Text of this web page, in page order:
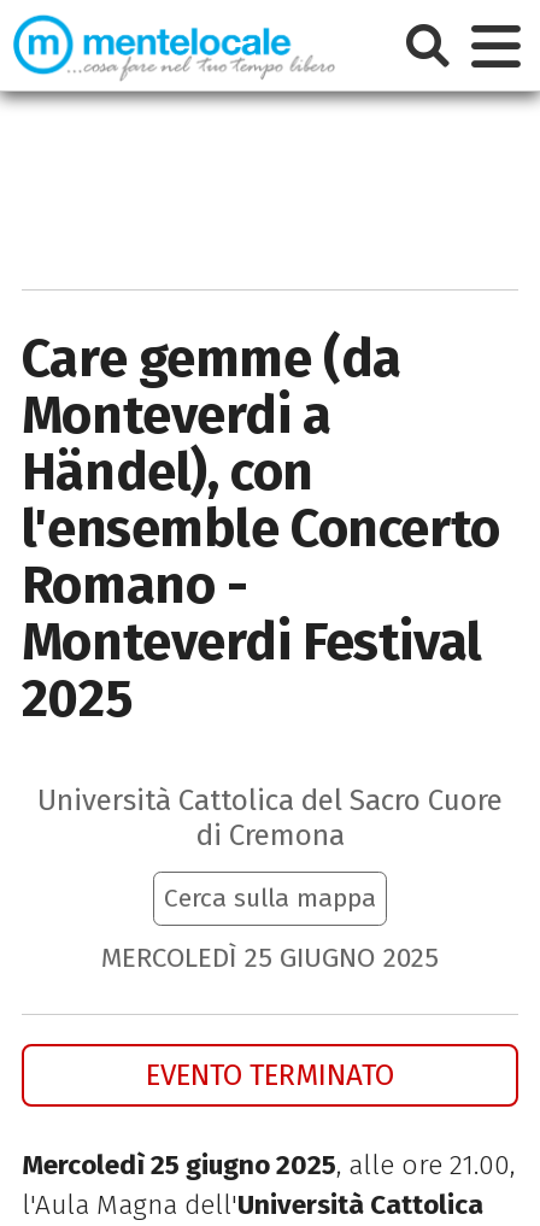
Care gemme (da
Monteverdi a
Händel), con
l'ensemble Concerto
Romano -
Monteverdi Festival
2025
Università Cattolica del Sacro Cuore
di Cremona
Cerca sulla mappa
MERCOLEDÌ 25 GIUGNO 2025
EVENTO TERMINATO
Mercoledì 25 giugno 2025, alle ore 21.00,
l'Aula Magna dell'Università Cattolica